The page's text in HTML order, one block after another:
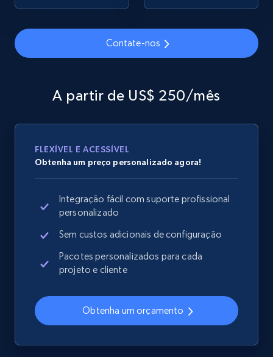
Google Shopping
more.
2.4K+ 199+ Comece agora
web using keywords
URL, Product id, Title, Product description,
Rating, Reviews count, Images, Variations, and
Contate-nos
A partir de US$ 250/mês
FLEXÍVEL E ACESSÍVEL
Obtenha um preço personalizado agora!
Integração fácil com suporte profissional
personalizado
Sem custos adicionais de configuração
Pacotes personalizados para cada
projeto e cliente
Obtenha um orçamento